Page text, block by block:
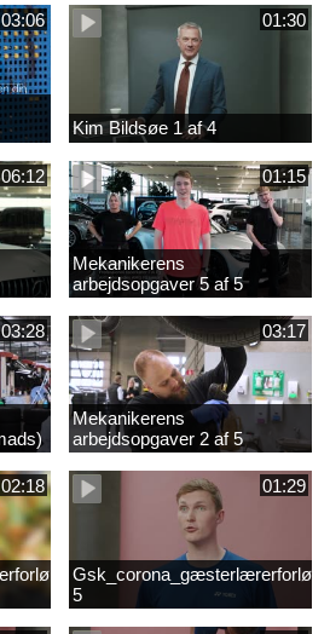
03:06 01:30
Kim Bildsøe 1 af 4
06:12 01:15
Mekanikerens
arbejdsopgaver 5 af 5
(Frederik Vesti)
03:28
03:17
Mekanikerens
arbejdsopgaver 2 af 5
(magnus)
02:18
01:29
5